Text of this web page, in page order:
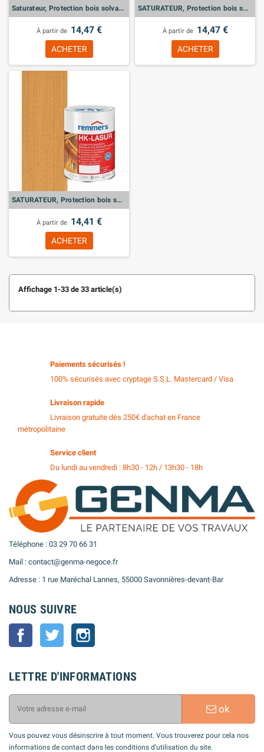
Saturateur, Protection bois solvantée noyer
À partir de 14,47 €
ACHETER
SATURATEUR, Protection bois solvantée chêne rustique
À partir de 14,47 €
ACHETER
SATURATEUR, Protection bois solvantée
À partir de 14,41 €
ACHETER
Affichage 1-33 de 33 article(s)
Paiements sécurisés !
100% sécurisés avec cryptage S.S.L. Mastercard / Visa
Livraison rapide
Livraison gratuite dès 250€ d'achat en France
métropolitaine
Service client
Du lundi au vendredi : 8h30 - 12h / 13h30 - 18h
Téléphone : 03 29 70 66 31
Mail : contact@genma-negoce.fr
Adresse : 1 rue Maréchal Lannes, 55000 Savonnières-devant-Bar
NOUS SUIVRE
Facebook Twitter
LETTRE D'INFORMATIONS
ok
Vous pouvez vous désinscrire à tout moment. Vous trouverez pour cela nos
informations de contact dans les conditions d'utilisation du site.